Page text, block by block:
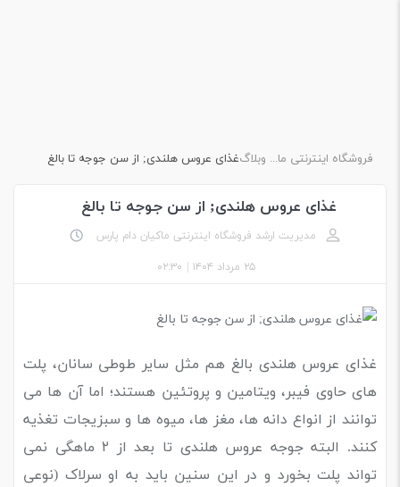
فروشگاه اینترنتی ماکیان دام پارس وبلاگغذای عروس هلندی; از سن جوجه تا بالغ
غذای عروس هلندی; از سن جوجه تا بالغ
مدیریت ارشد فروشگاه اینترنتی ماکیان دام پارس
۲۵ مرداد ۱۴۰۴ ۰۲:۳۰
غذای عروس هلندی بالغ هم مثل سایر طوطی سانان، پلت
های حاوی فیبر، ویتامین و پروتئین هستند؛ اما آن ها می
توانند از انواع دانه ها، مغز ها، میوه ها و سبزیجات تغذیه
کنند. البته جوجه عروس هلندی تا بعد از ۲ ماهگی نمی
تواند پلت بخورد و در این سنین باید به او سرلاک (نوعی